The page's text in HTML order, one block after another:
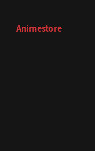
Animestore